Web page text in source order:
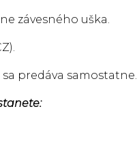
závesného uška.
predáva samostatne.